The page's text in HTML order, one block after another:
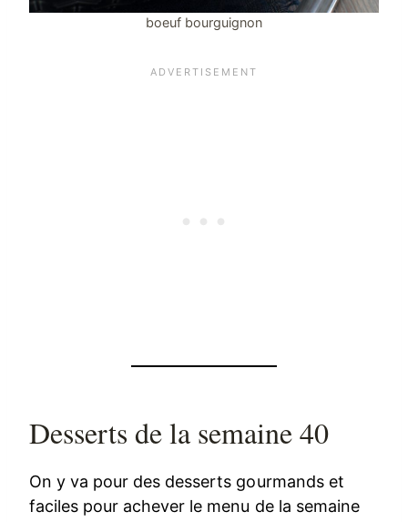
boeuf bourguignon
Desserts de la semaine 40
On y va pour des desserts gourmands et
faciles pour achever le menu de la semaine